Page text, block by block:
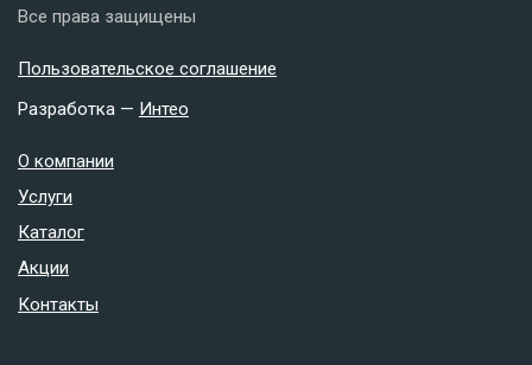
Все права защищены
Пользовательское соглашение
Разработка — Интео
О компании
Услуги
Каталог
Акции
Контакты